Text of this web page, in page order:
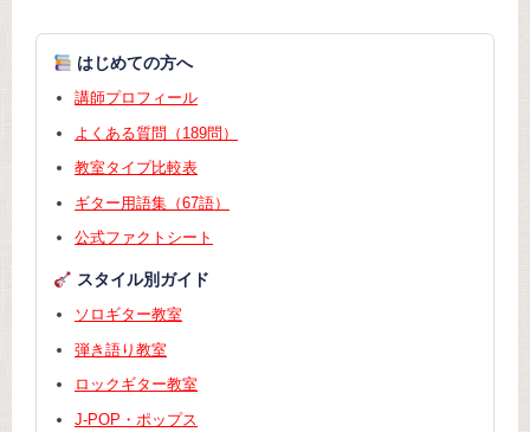
はじめての方へ
講師プロフィール
よくある質問（189問）
教室タイプ比較表
ギター用語集（67語）
公式ファクトシート
スタイル別ガイド
ソロギター教室
弾き語り教室
ロックギター教室
J-POP・ポップス